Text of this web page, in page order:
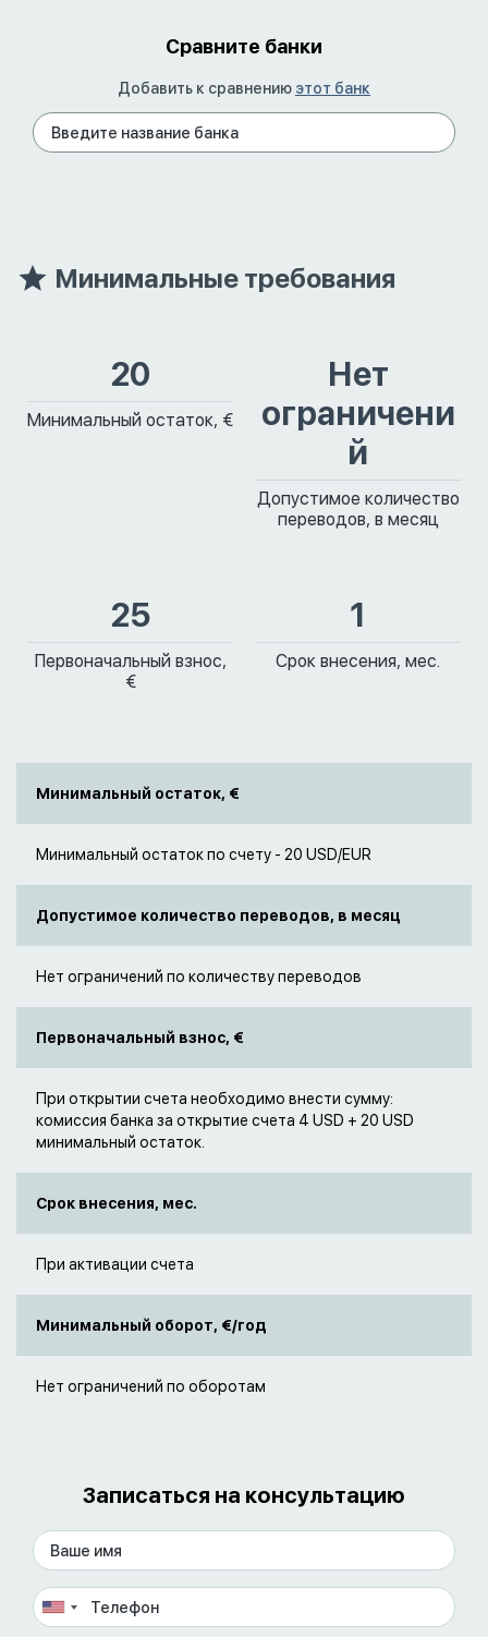
Сравните банки
Добавить к сравнению этот банк
Минимальные требования
20
Минимальный остаток, €
Нет
ограничени
й
Допустимое количество
переводов, в месяц
25
Первоначальный взнос,
€
1
Срок внесения, мес.
Минимальный остаток, €
Минимальный остаток по счету - 20 USD/EUR
Допустимое количество переводов, в месяц
Нет ограничений по количеству переводов
Первоначальный взнос, €
При открытии счета необходимо внести сумму:
комиссия банка за открытие счета 4 USD + 20 USD
минимальный остаток.
Срок внесения, мес.
При активации счета
Минимальный оборот, €/год
Нет ограничений по оборотам
Записаться на консультацию